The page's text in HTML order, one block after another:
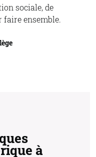
sociale, de
faire ensemble.
à